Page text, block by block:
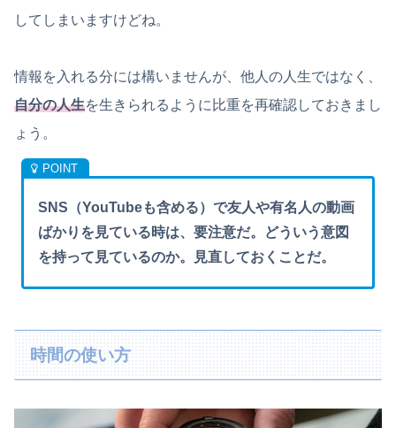
してしまいますけどね。
情報を入れる分には構いませんが、他人の人生ではなく、
自分の人生を生きられるように比重を再確認しておきまし
ょう。
SNS（YouTubeも含める）で友人や有名人の動画
ばかりを見ている時は、要注意だ。どういう意図
を持って見ているのか。見直しておくことだ。
時間の使い方